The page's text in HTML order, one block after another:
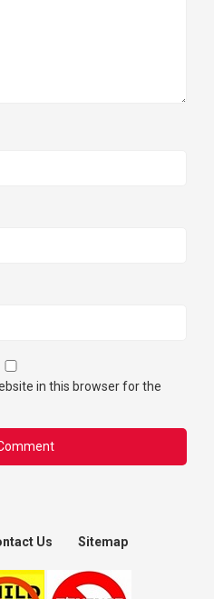
in this browser for the
Us Sitemap